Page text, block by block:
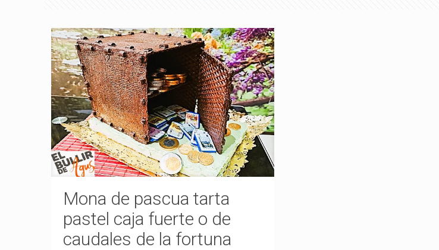
Mona de pascua tarta
pastel caja fuerte o de
caudales de la fortuna